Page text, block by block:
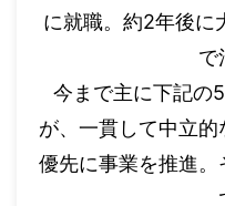
に就職。約2年後に
で
今まで主に下記の
が、一貫して中立
優先に事業を推進